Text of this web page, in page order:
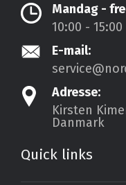
Mandag -
10:00 - 15:00
E-mail:
Adresse:
Kirsten
Danmark
Quick links